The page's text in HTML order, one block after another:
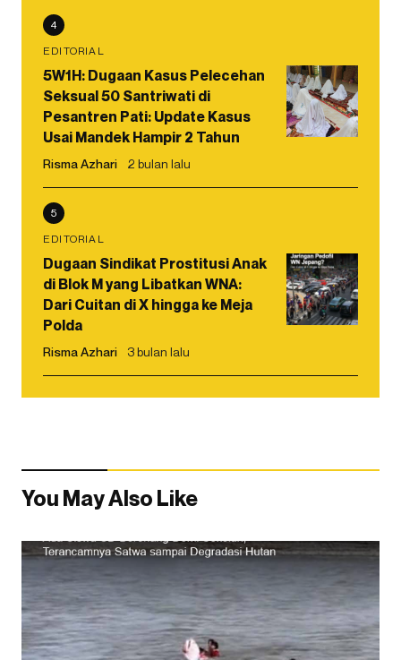
4
EDITORIAL
5W1H: Dugaan Kasus Pelecehan
Seksual 50 Santriwati di
Pesantren Pati: Update Kasus
Usai Mandek Hampir 2 Tahun
Risma Azhari 2 bulan lalu
5
EDITORIAL
Dugaan Sindikat Prostitusi Anak
di Blok M yang Libatkan WNA:
Dari Cuitan di X hingga ke Meja
Polda
Risma Azhari 3 bulan lalu
You May Also Like